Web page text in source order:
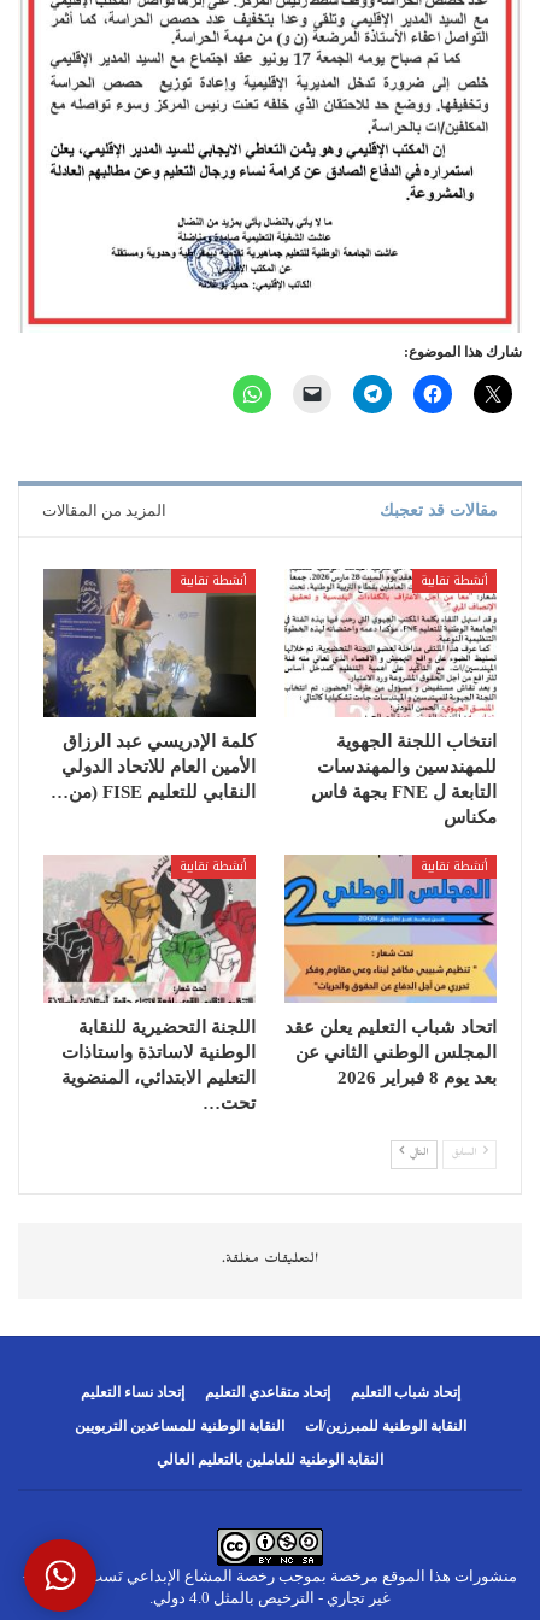
شارك هذا الموضوع:
مقالات قد تعجبك المزيد من المقالات
أنشطة نقابية
انتخاب اللجنة الجهوية
للمهندسين والمهندسات
التابعة ل FNE بجهة فاس
مكناس
أنشطة نقابية
كلمة الإدريسي عبد الرزاق
الأمين العام للاتحاد الدولي
النقابي للتعليم ‏FISE‏ (من…
أنشطة نقابية
اتحاد شباب التعليم يعلن عقد
المجلس الوطني الثاني عن
بعد يوم 8 فبراير 2026
أنشطة نقابية
اللجنة التحضيرية للنقابة
الوطنية لاساتذة واستاذات
التعليم الابتدائي، المنضوية
تحت…
السابق التالي
التعليقات مغلقة.
إتحاد شباب التعليم إتحاد متقاعدي التعليم
إتحاد نساء التعليم
النقابة الوطنية للمبرزين/ات
النقابة الوطنية للمساعدين التربويين
النقابة الوطنية للعاملين بالتعليم العالي
منشورات هذا الموقع مرخصة بموجب رخصة المشاع الإبداعي نَسب المُصنَّف -
غير تجاري - الترخيص بالمثل 4.0 دولي
.